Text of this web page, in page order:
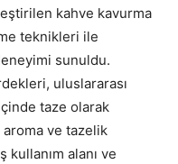
kahve kavurma
teknikleri ile
sunuldu.
uluslararası
taze olarak
ve tazelik
alanı ve